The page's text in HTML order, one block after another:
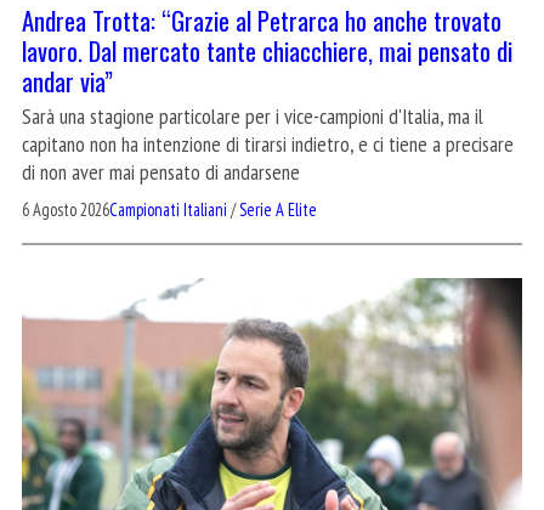
Andrea Trotta: “Grazie al Petrarca ho anche trovato
lavoro. Dal mercato tante chiacchiere, mai pensato di
andar via”
Sarà una stagione particolare per i vice-campioni d'Italia, ma il
capitano non ha intenzione di tirarsi indietro, e ci tiene a precisare
di non aver mai pensato di andarsene
6 Agosto 2026Campionati Italiani /Serie A Elite